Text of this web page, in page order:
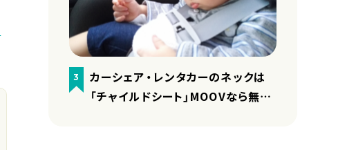
3
カーシェア・レンタカーのネックは
「チャイルドシート」MOOVなら無料